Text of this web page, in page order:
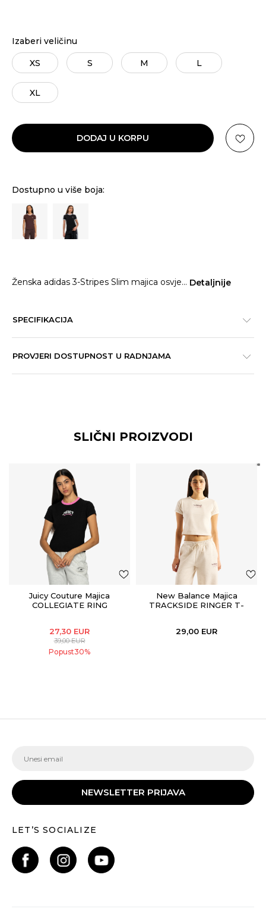
Izaberi veličinu
XS S M L
XL
DODAJ U KORPU
Dostupno u više boja:
Ženska adidas 3-Stripes Slim majica osvje... Detaljnije
SPECIFIKACIJA
PROVJERI DOSTUPNOST U RADNJAMA
SLIČNI PROIZVODI
Juicy Couture Majica
COLLEGIATE RING
27,30 EUR
39,00EUR
Popust30%
New Balance Majica
TRACKSIDE RINGER T-
29,00 EUR
NEWSLETTER PRIJAVA
LET’S SOCIALIZE